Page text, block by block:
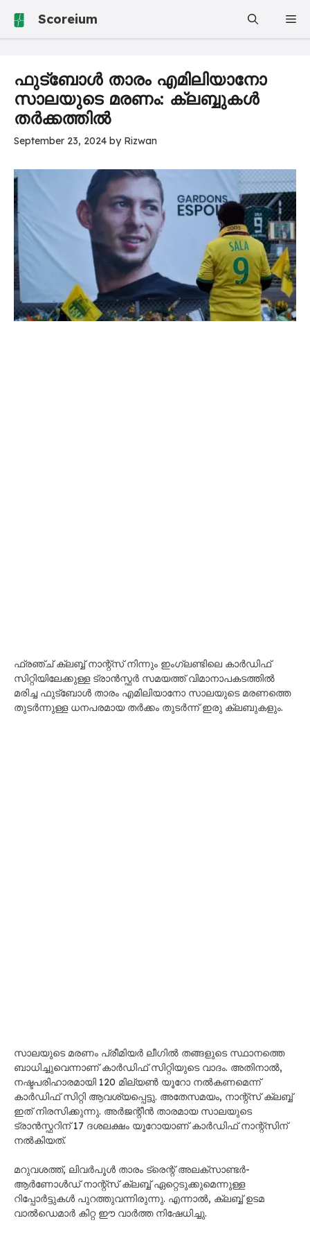
Scoreium
ഫുട്ബോൾ താരം എമിലിയാനോ
സാലയുടെ മരണം: ക്ലബ്ബുകൾ
തർക്കത്തിൽ
September 23, 2024 by Rizwan
ഫ്രഞ്ച് ക്ലബ്ബ് നാന്റ്സ് നിന്നും ഇംഗ്ലണ്ടിലെ കാർഡിഫ്
സിറ്റിയിലേക്കുള്ള ട്രാൻസ്ഫർ സമയത്ത് വിമാനാപകടത്തിൽ
മരിച്ച ഫുട്ബോൾ താരം എമിലിയാനോ സാലയുടെ മരണത്തെ
തുടർന്നുള്ള ധനപരമായ തർക്കം തുടർന്ന് ഇരു ക്ലബുകളും.
സാലയുടെ മരണം പ്രീമിയർ ലീഗിൽ തങ്ങളുടെ സ്ഥാനത്തെ
ബാധിച്ചുവെന്നാണ് കാർഡിഫ് സിറ്റിയുടെ വാദം. അതിനാൽ,
നഷ്ടപരിഹാരമായി 120 മില്യൺ യൂറോ നൽകണമെന്ന്
കാർഡിഫ് സിറ്റി ആവശ്യപ്പെട്ടു. അതേസമയം, നാന്റ്‌സ്‌ ക്ലബ്ബ്‌
ഇത് നിരസിക്കുന്നു. അർജന്റീൻ താരമായ സാലയുടെ
ട്രാൻസ്ഫറിന് 17 ദശലക്ഷം യൂറോയാണ് കാർഡിഫ് നാന്റ്‌സിന്
നൽകിയത്.
മറുവശത്ത്, ലിവർപൂൾ താരം ട്രെന്റ് അലക്സാണ്ടർ-
ആർണോൾഡ് നാന്റ്‌സ്‌ ക്ലബ്ബ്‌ ഏറ്റെടുക്കുമെന്നുള്ള
റിപ്പോർട്ടുകൾ പുറത്തുവന്നിരുന്നു. എന്നാൽ, ക്ലബ്ബ്‌ ഉടമ
വാൽഡെമാർ കിറ്റ ഈ വാർത്ത നിഷേധിച്ചു.